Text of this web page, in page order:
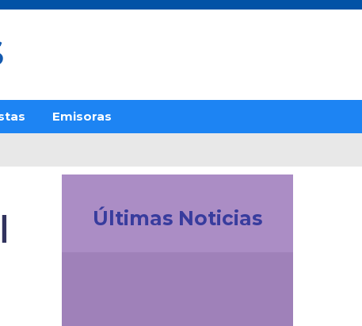
Emisoras
Últimas Noticias